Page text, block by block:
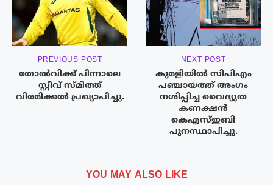
PREVIOUS POST
തോൽവിക്ക് പിന്നാലെ
സ്റ്റീവ് സ്മിത്ത്
വിരമിക്കൽ പ്രഖ്യാപിച്ചു.
NEXT POST
കുമളിയിൽ സിപിഎം
പഞ്ചായത്ത് അംഗം
നശിപ്പിച്ച വൈദ്യുത
കണക്ഷൻ
കെഎസ്ഇബി
പുനസ്ഥാപിച്ചു.
YOU MAY ALSO LIKE